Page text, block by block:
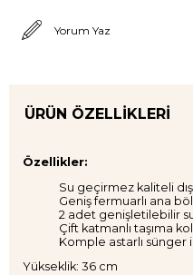
Yorum Yaz
ÜRÜN ÖZELLIKLERI
Özellikler:
Su geçirmez kaliteli
Geniş fermuarlı ana
2 adet genişletilebilir
Çift katmanlı taşıma
Komple astarlı sünger
Yükseklik: 36 cm